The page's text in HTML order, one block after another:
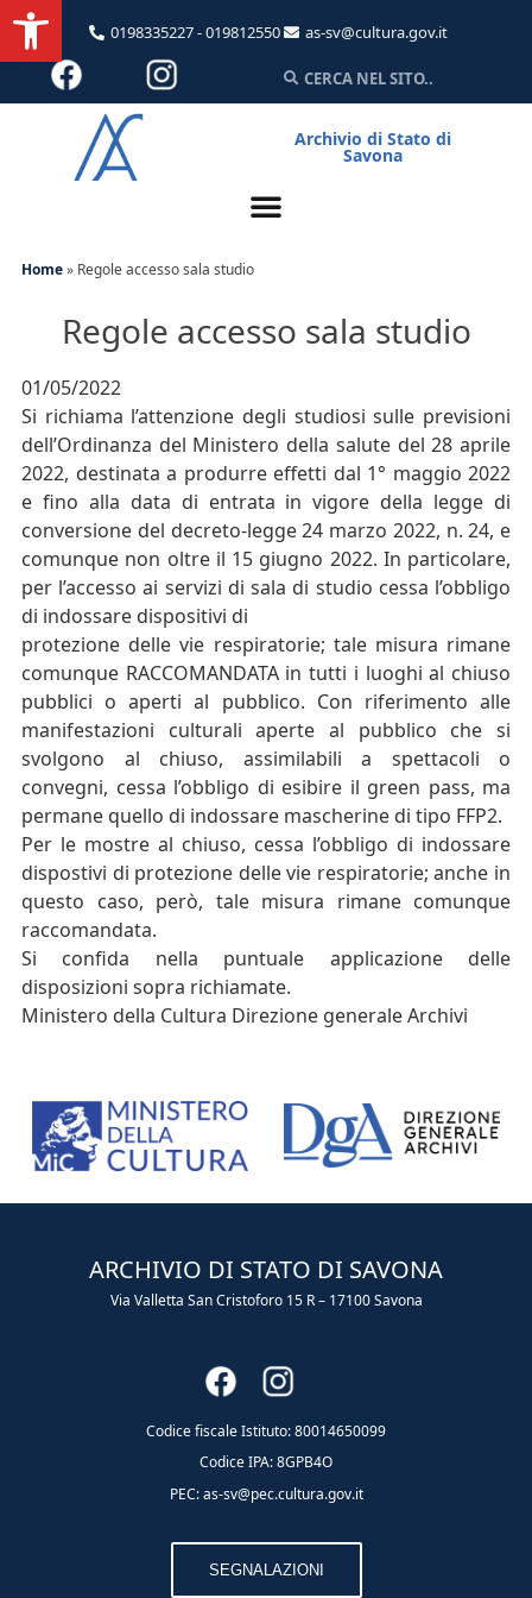
0198335227 - 019812550 as-sv@cultura.gov.it
Archivio di Stato di
Savona
Home» Regole accesso sala studio
Regole accesso sala studio
01/05/2022
Si richiama l’attenzione degli studiosi sulle previsioni
dell’Ordinanza del Ministero della salute del 28 aprile
2022, destinata a produrre effetti dal 1° maggio 2022
e fino alla data di entrata in vigore della legge di
conversione del decreto-legge 24 marzo 2022, n. 24, e
comunque non oltre il 15 giugno 2022. In particolare,
per l’accesso ai servizi di sala di studio cessa l’obbligo
di indossare dispositivi di
protezione delle vie respiratorie; tale misura rimane
comunque RACCOMANDATA in tutti i luoghi al chiuso
pubblici o aperti al pubblico. Con riferimento alle
manifestazioni culturali aperte al pubblico che si
svolgono al chiuso, assimilabili a spettacoli o
convegni, cessa l’obbligo di esibire il green pass, ma
permane quello di indossare mascherine di tipo FFP2.
Per le mostre al chiuso, cessa l’obbligo di indossare
dispostivi di protezione delle vie respiratorie; anche in
questo caso, però, tale misura rimane comunque
raccomandata.
Si confida nella puntuale applicazione delle
disposizioni sopra richiamate.
Ministero della Cultura Direzione generale Archivi
ARCHIVIO DI STATO DI SAVONA
Via Valletta San Cristoforo 15 R – 17100 Savona
Codice fiscale Istituto: 80014650099
Codice IPA: 8GPB4O
PEC: as-sv@pec.cultura.gov.it
SEGNALAZIONI